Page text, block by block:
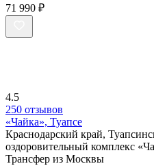
71 990 ₽
4.5
250 отзывов
«Чайка», Туапсе
Краснодарский край,
оздоровительный комплекс
Трансфер из Москвы